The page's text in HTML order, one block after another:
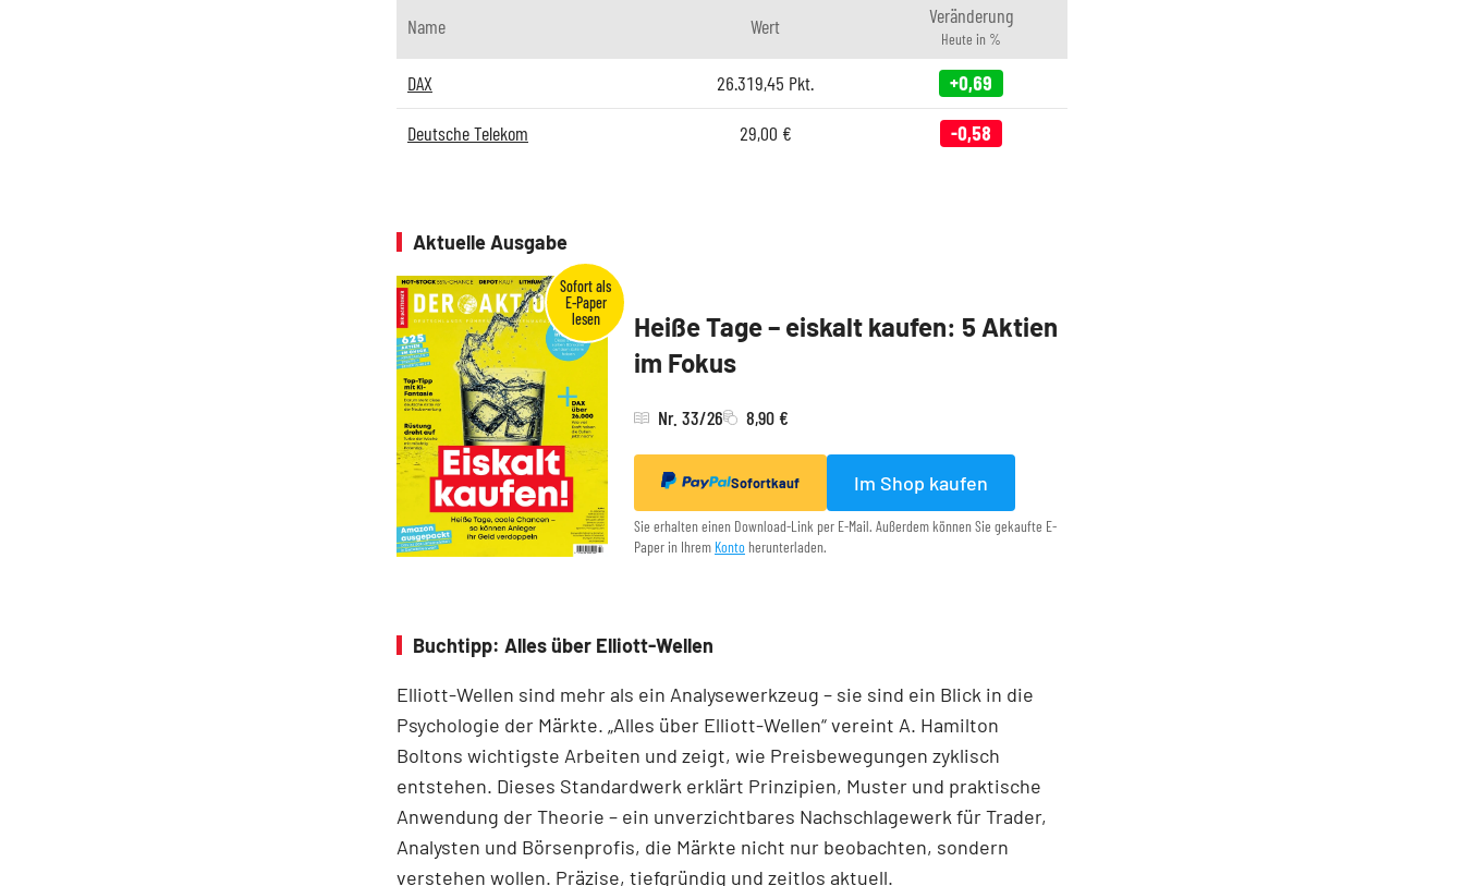
Name Wert Veränderung
Heute in %
DAX 26.319,45 Pkt. +0,69
Deutsche Telekom 29,00 € -0,58
Aktuelle Ausgabe
Heiße Tage – eiskalt kaufen: 5 Aktien
im Fokus
Nr. 33/26 8,90 €
Sofortkauf Im Shop kaufen
Sie erhalten einen Download-Link per E-Mail. Außerdem können Sie gekaufte E-
Paper in Ihrem Konto herunterladen.
Buchtipp: Alles über Elliott-Wellen
Elliott-Wellen sind mehr als ein Analysewerkzeug – sie sind ein Blick in die
Psychologie der Märkte. „Alles über Elliott-Wellen“ vereint A. Hamilton
Boltons wichtigste Arbeiten und zeigt, wie Preisbewegungen zyklisch
entstehen. Dieses Standardwerk erklärt Prinzipien, Muster und praktische
Anwendung der Theorie – ein unverzichtbares Nachschlagewerk für Trader,
Analysten und Börsenprofis, die Märkte nicht nur beobachten, sondern
verstehen wollen. Präzise, tiefgründig und zeitlos aktuell.